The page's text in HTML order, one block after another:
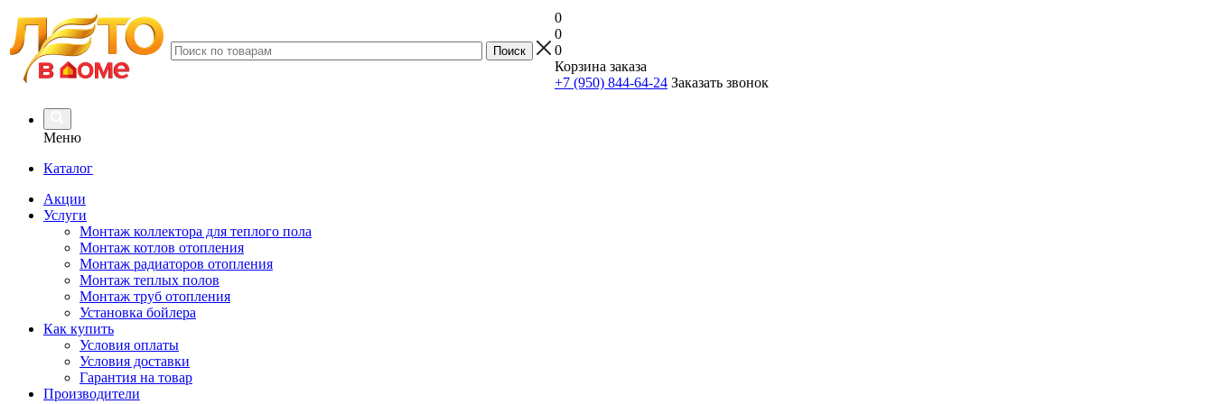
0
0
0
Корзина заказа
+7 (950) 844-64-24 Заказать звонок
Меню
Каталог
Акции
Услуги
Монтаж коллектора для теплого пола
Монтаж котлов отопления
Монтаж радиаторов отопления
Монтаж теплых полов
Монтаж труб отопления
Установка бойлера
Как купить
Условия оплаты
Условия доставки
Гарантия на товар
Производители